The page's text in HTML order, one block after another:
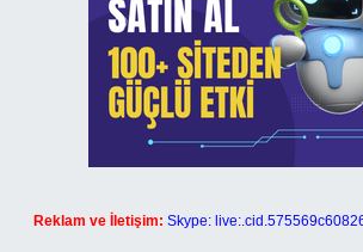
Reklam ve İletişim: Skype: